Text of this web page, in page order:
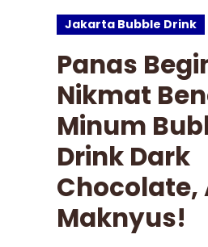
Jakarta Bubble Drink
Panas
Nikmat
Minum
Drink Dark
Chocolate,
Maknyus!